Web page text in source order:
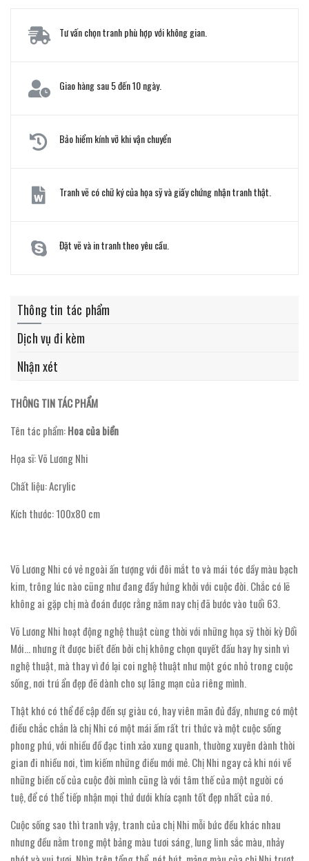
Tư vấn chọn tranh phù hợp với không gian.
Giao hàng sau 5 đến 10 ngày.
Bảo hiểm kính vỡ khi vận chuyển
Tranh vẽ có chữ ký của họa sỹ và giấy chứng nhận tranh thật.
Đặt vẽ và in tranh theo yêu cầu.
Thông tin tác phẩm
Dịch vụ đi kèm
Nhận xét
THÔNG TIN TÁC PHẨM
Tên tác phẩm:Hoa của biển
Họa sĩ: Võ Lương Nhi
Chất liệu: Acrylic
Kích thước: 100x80 cm
Võ Lương Nhi có vẻ ngoài ấn tượng với đôi mắt to và mái tóc dầy màu bạch
kim, trông lúc nào cũng như đang đầy hứng khởi với cuộc đời. Chắc có lẽ
không ai gặp chị mà đoán được rằng năm nay chị đã bước vào tuổi 63.
Võ Lương Nhi hoạt động nghệ thuật cùng thời với những họa sỹ thời kỳ Đổi
Mới… nhưng ít được biết đến bởi chị không chọn quyết đấu hay hy sinh vì
nghệ thuật, mà thay vì đó lại coi nghệ thuật như một góc nhỏ trong cuộc
sống, nơi trú ẩn đẹp đẽ dành cho sự lãng mạn của riêng mình.
Thật khó có thể đề cập đến sự giàu có, hay viên mãn đủ đầy, nhưng có một
điều chắc chắn là chị Nhi có một mái ấm rất tri thức và một cuộc sống
phong phú, với nhiều đồ đạc tinh xảo xung quanh, thường xuyên dành thời
gian đi nhiều nơi, tìm kiếm những điều mới mẻ. Chị Nhi ngay cả khi nói về
những biến cố của cuộc đời mình cũng là với tâm thế của một người có
tuệ, để có thể tiếp nhận mọi thứ dưới khía cạnh tốt đẹp nhất của nó.
Cuộc sống sao thì tranh vậy, tranh của chị Nhi mỗi bức đều khác nhau
nhưng đều nằm trong một bảng màu tươi sáng, lung linh sắc màu, nhảy